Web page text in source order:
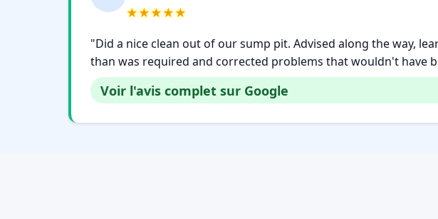
★★★★★
"Did a nice clean out of our sump pit. Advised along the way,
than was required and corrected problems that wouldn't have
Voir l'avis complet sur Google